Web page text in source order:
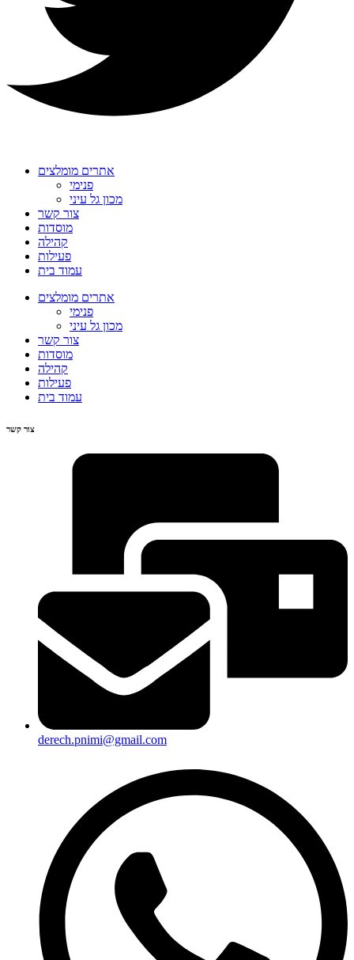
אתרים מומלצים
פנימי
מכון גל עיני
צור קשר
מוסדות
קהילה
פעילות
עמוד בית
אתרים מומלצים
פנימי
מכון גל עיני
צור קשר
מוסדות
קהילה
פעילות
עמוד בית
צור קשר
derech.pnimi@gmail.com